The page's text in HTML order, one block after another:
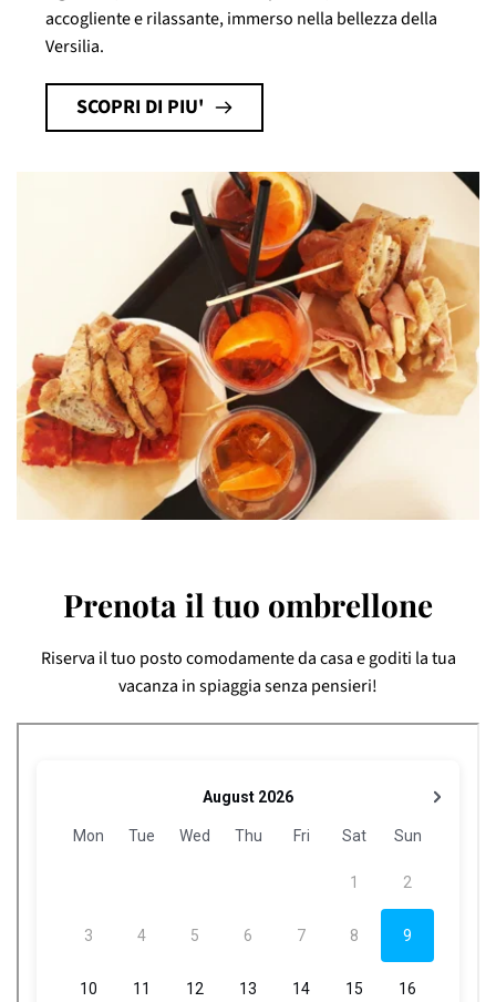
accogliente e rilassante, immerso nella bellezza della
Versilia.
SCOPRI DI PIU'
Prenota il tuo ombrellone
Riserva il tuo posto comodamente da casa e goditi la tua
vacanza in spiaggia senza pensieri!